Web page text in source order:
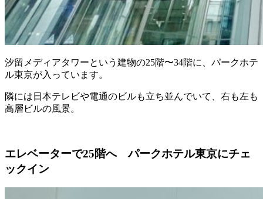
汐留メディアタワーという建物の25階〜34階に、パークホテ
ル東京が入っています。
隣には日本テレビや電通のビルも立ち並んでいて、右も左も
高層ビルの風景。
エレベーターで25階へ パークホテル東京にチェ
ックイン